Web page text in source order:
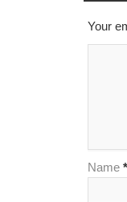
Your
Name *